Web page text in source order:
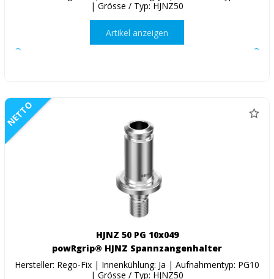
| Grösse / Typ: HJNZ50
Artikel anzeigen
NETTO
HJNZ 50 PG 10x049
powRgrip® HJNZ Spannzangenhalter
Hersteller: Rego-Fix | Innenkühlung: Ja | Aufnahmentyp: PG10
| Grösse / Typ: HJNZ50